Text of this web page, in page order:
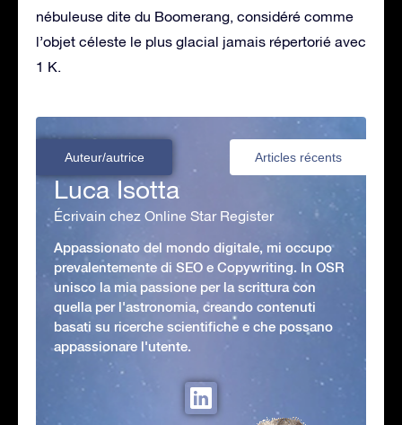
nébuleuse dite du Boomerang, considéré comme
l’objet céleste le plus glacial jamais répertorié avec
1 K.
Auteur/autrice Articles récents
Luca Isotta
Écrivain chez Online Star Register
Appassionato del mondo digitale, mi occupo
prevalentemente di SEO e Copywriting. In OSR
unisco la mia passione per la scrittura con
quella per l'astronomia, creando contenuti
basati su ricerche scientifiche e che possano
appassionare l'utente.